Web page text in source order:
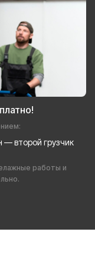
— второй грузчик
работы и